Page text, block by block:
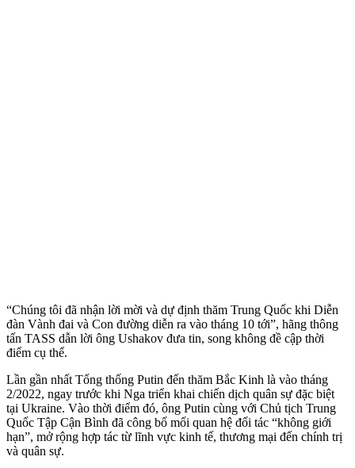
“Chúng tôi đã nhận lời mời và dự định thăm Trung Quốc khi Diễn
đàn Vành đai và Con đường diễn ra vào tháng 10 tới”, hãng thông
tấn TASS dẫn lời ông Ushakov đưa tin, song không đề cập thời
điểm cụ thể.
Lần gần nhất Tổng thống Putin đến thăm Bắc Kinh là vào tháng
2/2022, ngay trước khi Nga triển khai chiến dịch quân sự đặc biệt
tại Ukraine. Vào thời điểm đó, ông Putin cùng với Chủ tịch Trung
Quốc Tập Cận Bình đã công bố mối quan hệ đối tác “không giới
hạn”, mở rộng hợp tác từ lĩnh vực kinh tế, thương mại đến chính trị
và quân sự.